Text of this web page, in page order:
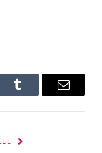
Tumblr Email